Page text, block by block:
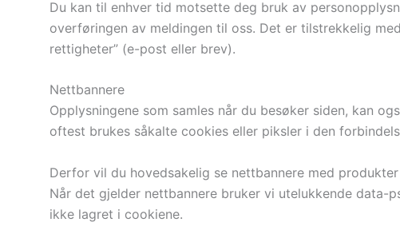
Du kan til enhver tid motsette deg bruk av
overføringen av meldingen til oss. Det er tilstrekkelig
rettigheter” (e-post eller brev).
Nettbannere
Opplysningene som samles når du besøker siden, kan
oftest brukes såkalte cookies eller piksler i den
Derfor vil du hovedsakelig se nettbannere med
Når det gjelder nettbannere bruker vi utelukkende data-
ikke lagret i cookiene.